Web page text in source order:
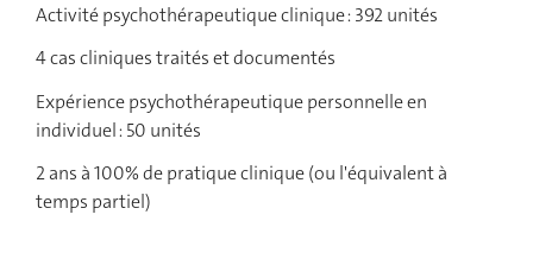
Activité psychothérapeutique clinique : 392 unités
4 cas cliniques traités et documentés
Expérience psychothérapeutique personnelle en
individuel : 50 unités
2 ans à 100% de pratique clinique (ou l'équivalent à
temps partiel)